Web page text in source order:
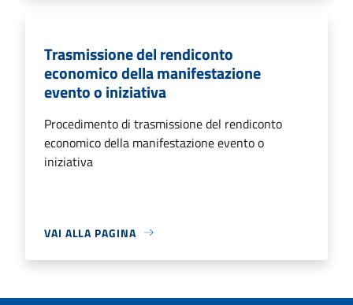
Trasmissione del rendiconto
economico della manifestazione
evento o iniziativa
Procedimento di trasmissione del rendiconto
economico della manifestazione evento o
iniziativa
VAI ALLA PAGINA